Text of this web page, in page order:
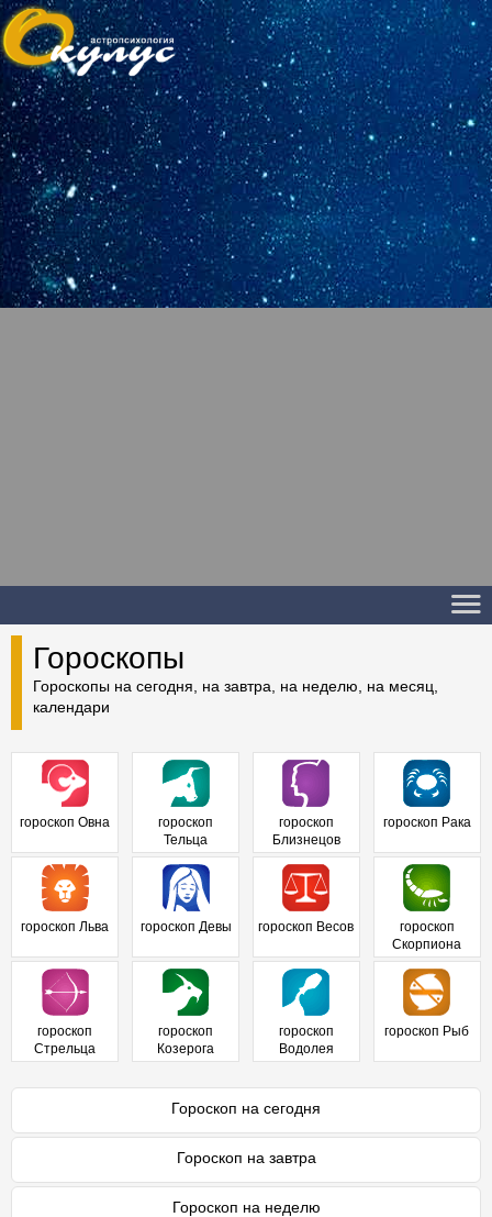
Гороскопы
Гороскопы на сегодня, на завтра, на неделю, на месяц,
календари
гороскоп Овна
гороскоп
Тельца
гороскоп
Близнецов
гороскоп Рака
гороскоп Льва гороскоп Девы гороскоп Весов
гороскоп
Скорпиона
гороскоп
Стрельца
гороскоп
Козерога
гороскоп
Водолея
гороскоп Рыб
Гороскоп на сегодня
Гороскоп на завтра
Гороскоп на неделю